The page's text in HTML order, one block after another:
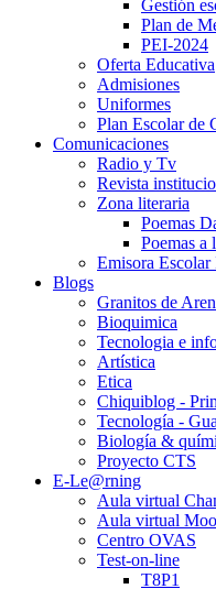
Gestión
Plan de
PEI-2024
Oferta Educativa
Admisiones
Uniformes
Plan Escolar de
Comunicaciones
Radio y Tv
Revista
Zona literaria
Poemas
Poemas a
Emisora
Blogs
Granitos de
Bioquimica
Tecnologia e
Artística
Etica
Chiquiblog -
Tecnología -
Biología &
Proyecto CTS
E-Le@rning
Aula virtual
Aula virtual
Centro OVAS
Test-on-line
T8P1